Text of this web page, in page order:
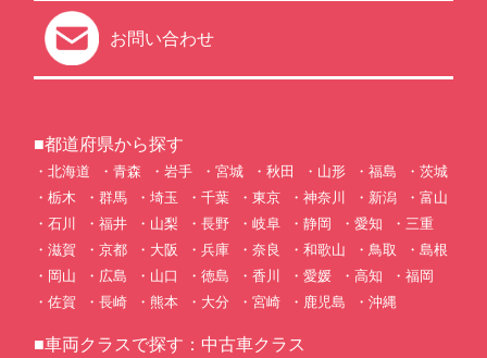
お問い合わせ
■都道府県から探す
北海道 青森 岩手 宮城 秋田 山形 福島
茨城
栃木
群馬 埼玉 千葉 東京 神奈川 新潟
富山
石川
福井 山梨 長野 岐阜 静岡 愛知
三重
滋賀
京都 大阪 兵庫 奈良 和歌山 鳥取
島根
岡山
広島 山口 徳島 香川 愛媛 高知
福岡
佐賀
長崎 熊本 大分 宮崎 鹿児島 沖縄
■車両クラスで探す：中古車クラス